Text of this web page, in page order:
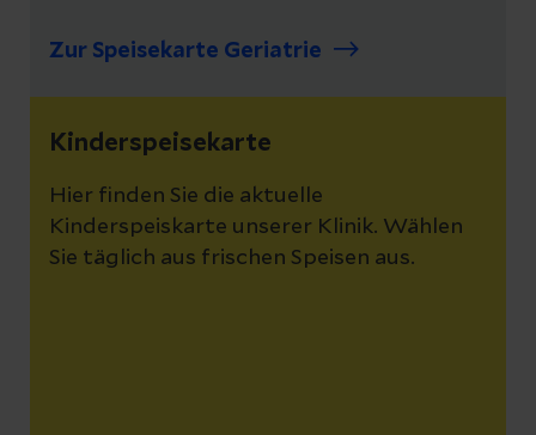
Zur Speisekarte Geriatrie
Kinderspeisekarte
Hier finden Sie die aktuelle
Kinderspeiskarte unserer Klinik. Wählen
Sie täglich aus frischen Speisen aus.